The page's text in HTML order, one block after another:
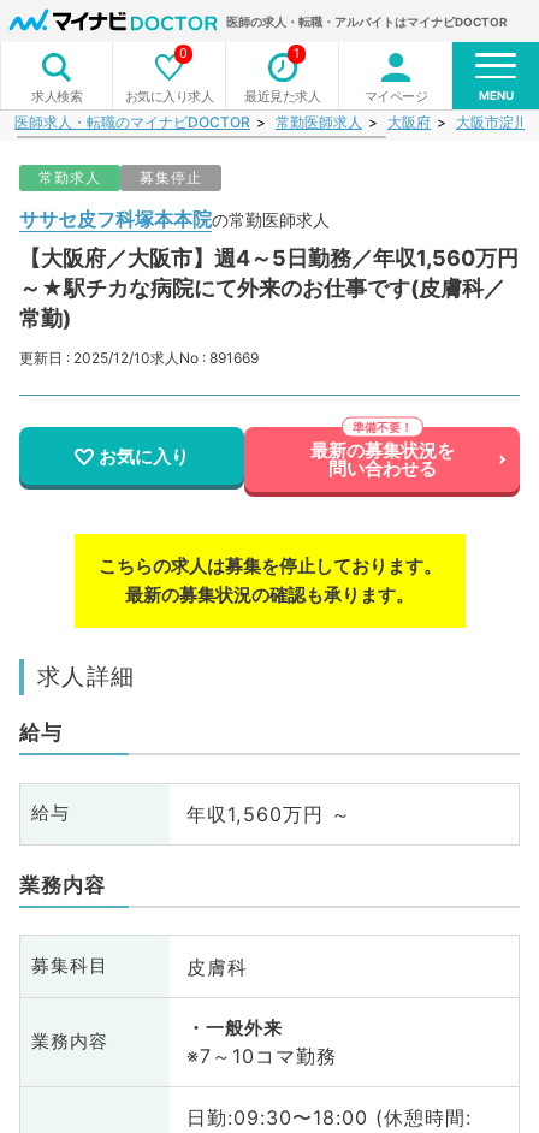
医師の求人・転職・アルバイトはマイナビDOCTOR
求人検索 お気に入り求人
0
最近見た求人
1
マイページ MENU
医師求人・転職のマイナビDOCTOR 常勤医師求人 大阪府 大阪市淀川
常勤求人 募集停止
ササセ皮フ科塚本本院の常勤医師求人
【大阪府／大阪市】週4～5日勤務／年収1,560万円
～★駅チカな病院にて外来のお仕事です(皮膚科／
常勤)
更新日 : 2025/12/10求人No : 891669
お気に入り 最新の募集状況を
問い合わせる
こちらの求人は募集を停止しております。
最新の募集状況の確認も承ります。
求人詳細
給与
給与 年収1,560万円 ～
業務内容
募集科目 皮膚科
業務内容
一般外来
※7～10コマ勤務
日勤:09:30〜18:00 (休憩時間: